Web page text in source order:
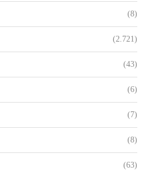
(8)
(2.721)
(43)
(6)
(7)
(8)
(63)